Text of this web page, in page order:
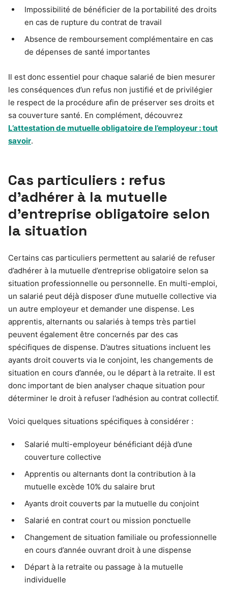
Impossibilité de bénéficier de la portabilité des droits
en cas de rupture du contrat de travail
Absence de remboursement complémentaire en cas
de dépenses de santé importantes
Il est donc essentiel pour chaque salarié de bien mesurer
les conséquences d’un refus non justifié et de privilégier
le respect de la procédure afin de préserver ses droits et
sa couverture santé. En complément, découvrez
L’attestation de mutuelle obligatoire de l’employeur : tout
savoir.
Cas particuliers : refus
d’adhérer à la mutuelle
d’entreprise obligatoire selon
la situation
Certains cas particuliers permettent au salarié de refuser
d’adhérer à la mutuelle d’entreprise obligatoire selon sa
situation professionnelle ou personnelle. En multi-emploi,
un salarié peut déjà disposer d’une mutuelle collective via
un autre employeur et demander une dispense. Les
apprentis, alternants ou salariés à temps très partiel
peuvent également être concernés par des cas
spécifiques de dispense. D’autres situations incluent les
ayants droit couverts via le conjoint, les changements de
situation en cours d’année, ou le départ à la retraite. Il est
donc important de bien analyser chaque situation pour
déterminer le droit à refuser l’adhésion au contrat collectif.
Voici quelques situations spécifiques à considérer :
Salarié multi-employeur bénéficiant déjà d’une
couverture collective
Apprentis ou alternants dont la contribution à la
mutuelle excède 10% du salaire brut
Ayants droit couverts par la mutuelle du conjoint
Salarié en contrat court ou mission ponctuelle
Changement de situation familiale ou professionnelle
en cours d’année ouvrant droit à une dispense
Départ à la retraite ou passage à la mutuelle
individuelle